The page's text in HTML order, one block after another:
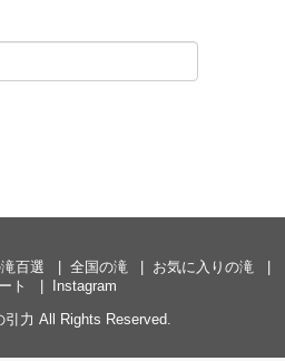
百選 全国の滝
お気に入りの滝
ト
Instagram
引力 All Rights Reserved.